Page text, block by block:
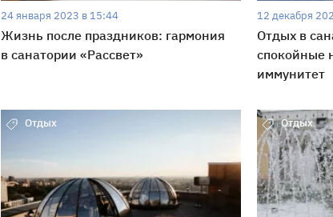
24 января 2023 в 15:44
Жизнь после праздников: гармония
в санатории «Рассвет»
12 декабря
Отдых в
спокойные
иммунитет
Отдых Отдых